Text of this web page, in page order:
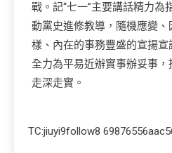
戰。記“七一”主要講話精力為
動黨史進修教導，隨機應變
樣、內在的事務豐盛的宣揚
全力為平易近辦實事辦妥事
走深走實。
TC:jiuyi9follow8